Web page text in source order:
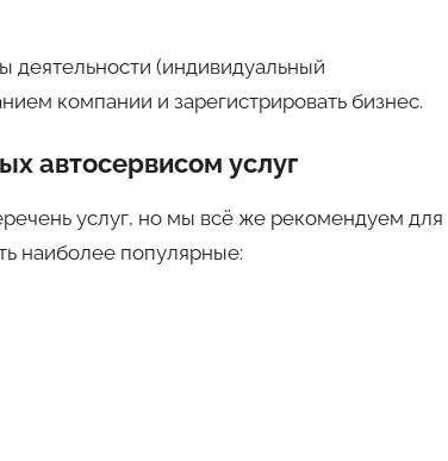
(индивидуальный
компании и зарегистрировать бизнес.
автосервисом услуг
услуг, но мы всё же рекомендуем для
наиболее популярные: